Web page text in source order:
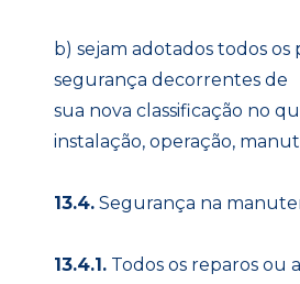
b) sejam adotados todos
segurança decorrentes de
sua nova classificação no
instalação, operação,
13.4.Segurança na
13.4.1.Todos os reparos ou